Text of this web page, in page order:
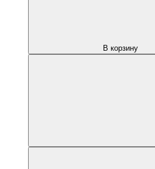
В корзину